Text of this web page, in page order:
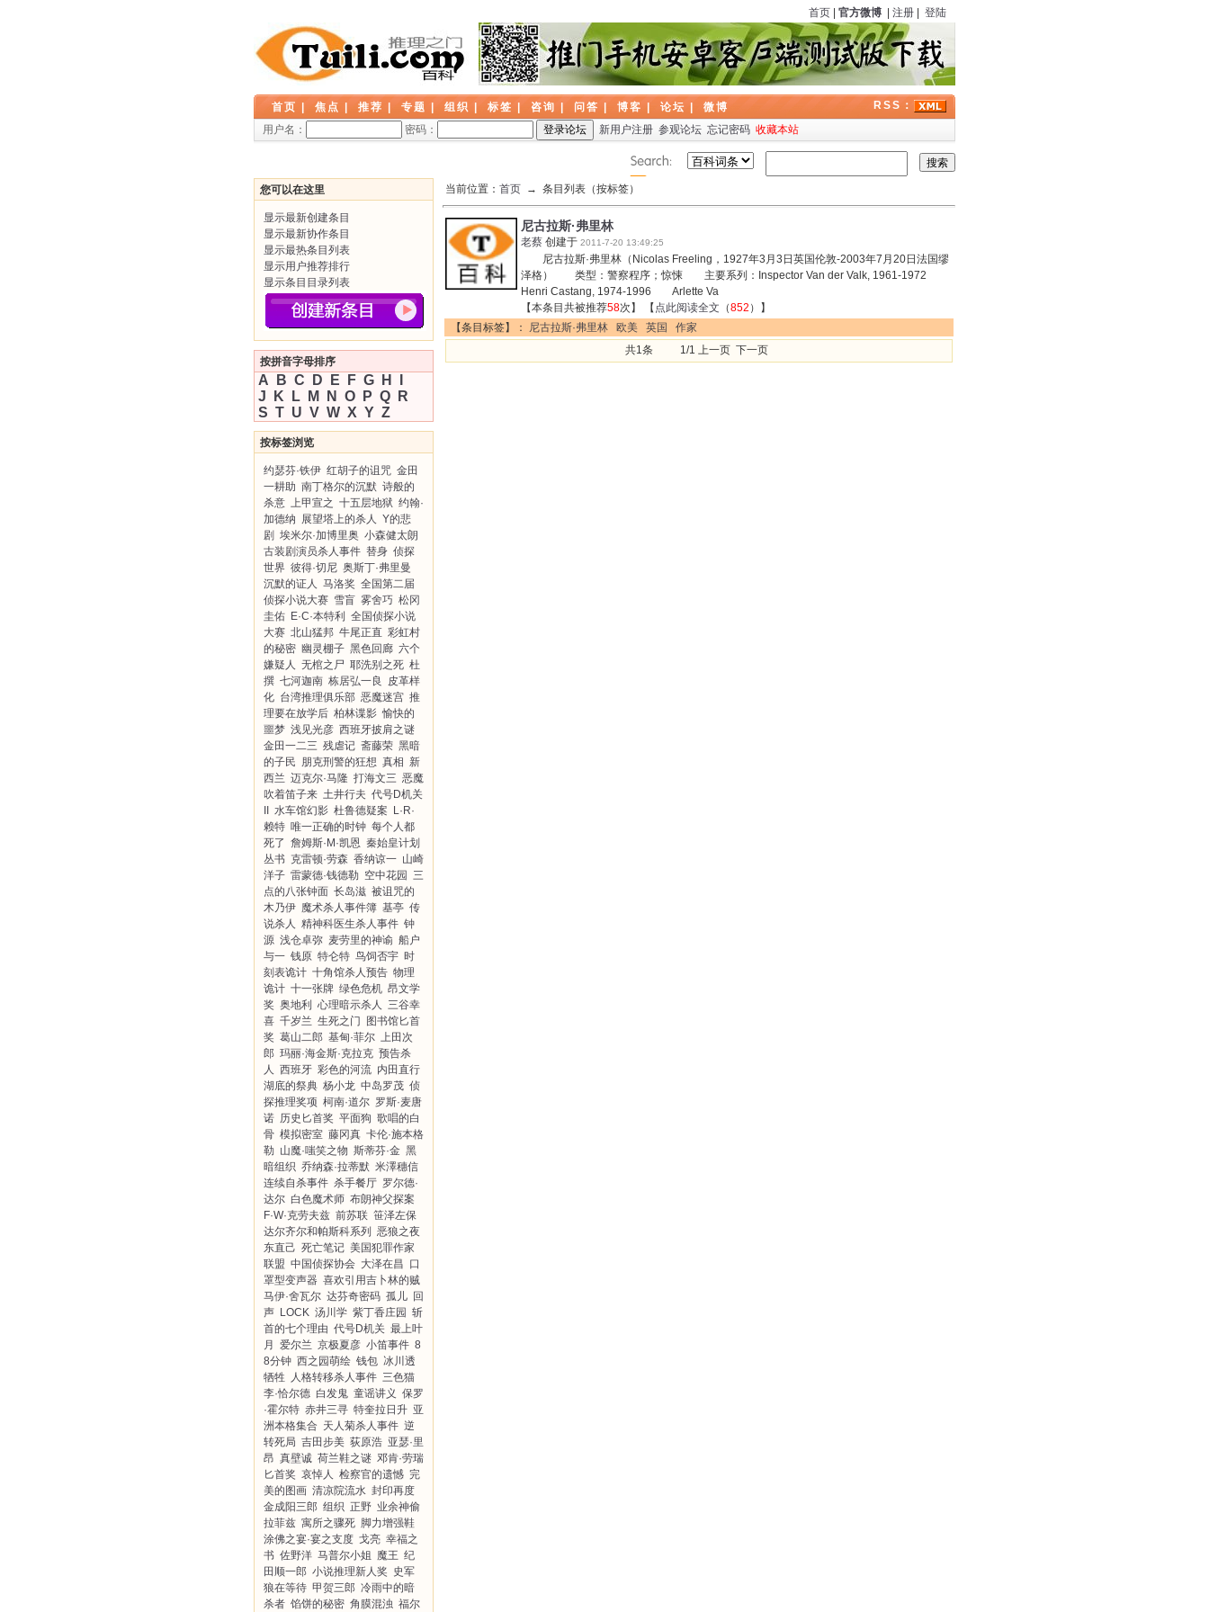
首页 官方微博 注册 登陆
首页 焦点 推荐 专题 组织 标签 咨询 问答 博客 论坛 微博
RSS：
用户名：
密码： 新用户注册 参观论坛 忘记密码 收藏本站
您可以在这里
显示最新创建条目
显示最新协作条目
显示最热条目列表
显示用户推荐排行
显示条目目录列表
按拼音字母排序
A B C D E F G H
J
K L M N O P Q
R
S T U V W X Y Z
按标签浏览
约瑟芬·铁伊 红胡子的诅咒 金田
一耕助 南丁格尔的沉默 诗般的
杀意 上甲宣之 十五层地狱 约翰·
加德纳 展望塔上的杀人 Y的悲
剧 埃米尔·加博里奥 小森健太朗
古装剧演员杀人事件 替身 侦探
世界 彼得·切尼 奥斯丁·弗里曼
沉默的证人 马洛奖 全国第二届
侦探小说大赛 雪盲 雾舍巧 松冈
圭佑 E·C·本特利
全国侦探小说
大赛 北山猛邦 牛尾正直 彩虹村
的秘密 幽灵棚子 黑色回廊 六个
嫌疑人 无棺之尸 耶洗别之死 杜
撰 七河迦南 栋居弘一良
皮革样
化 台湾推理俱乐部 恶魔迷宫 推
理要在放学后 柏林谍影 愉快的
噩梦 浅见光彦 西班牙披肩之谜
金田一二三 残虐记 斋藤荣 黑暗
的子民 朋克刑警的狂想 真相 新
西兰 迈克尔·马隆 打海文三 恶魔
吹着笛子来 土井行夫 代号D机关
水车馆幻影 杜鲁德疑案
L·R·
赖特 唯一正确的时钟 每个人都
死了 詹姆斯·M·凯恩 秦始皇计划
丛书 克雷顿·劳森 香纳谅一 山崎
洋子 雷蒙德·钱德勒 空中花园 三
点的八张钟面 长岛滋 被诅咒的
木乃伊 魔术杀人事件簿 基亭 传
说杀人 精神科医生杀人事件 钟
源 浅仓卓弥 麦劳里的神谕 船户
与一 钱原 特仑特 鸟饲否宇 时
刻表诡计 十角馆杀人预告 物理
诡计 十一张牌 绿色危机 昂文学
奖 奥地利 心理暗示杀人 三谷幸
喜 千岁兰 生死之门
图书馆匕首
奖 葛山二郎 基甸·菲尔 上田次
郎 玛丽·海金斯·克拉克 预告杀
人 西班牙 彩色的河流 内田直行
湖底的祭典 杨小龙 中岛罗茂 侦
探推理奖项 柯南·道尔 罗斯·麦唐
诺 历史匕首奖 平面狗 歌唱的白
骨 模拟密室 藤冈真 卡伦·施本格
勒 山魔·嗤笑之物 斯蒂芬·金 黑
暗组织 乔纳森·拉蒂默 米澤穗信
连续自杀事件 杀手餐厅 罗尔德·
达尔 白色魔术师 布朗神父探案
F·W·克劳夫兹 前苏联 笹泽左保
达尔齐尔和帕斯科系列
恶狼之夜
东直己 死亡笔记 美国犯罪作家
联盟 中国侦探协会 大泽在昌 口
罩型变声器 喜欢引用吉卜林的贼
马伊·舍瓦尔 达芬奇密码 孤儿 回
声 LOCK 汤川学 紫丁香庄园 斩
首的七个理由 代号D机关 最上叶
月
爱尔兰 京极夏彦 小笛事件 8
8分钟 西之园萌绘 钱包 冰川透
牺牲
人格转移杀人事件 三色猫
李·恰尔德 白发鬼 童谣讲义 保罗
·霍尔特 赤井三寻 特奎拉日升 亚
洲本格集合 天人菊杀人事件 逆
转死局 吉田步美 荻原浩 亚瑟·里
昂 真壁诚 荷兰鞋之谜 邓肯·劳瑞
匕首奖 哀悼人 检察官的遗憾 完
美的图画 清凉院流水 封印再度
金成阳三郎 组织 正野 业余神偷
拉菲兹 寓所之骤死 脚力增强鞋
涂佛之宴·宴之支度 戈亮 幸福之
书 佐野洋 马普尔小姐 魔王 纪
田顺一郎 小说推理新人奖 史军
狼在等待 甲贺三郎 冷雨中的暗
杀者 馅饼的秘密 角膜混浊 福尔
当前位置： 首页 → 条目列表（按标签）
尼古拉斯·弗里林
老蔡 创建于 2011-7-20 13:49:25
尼古拉斯·弗里林（Nicolas Freeling，1927年3月3日英国伦敦-2003年7月20日法国缪
泽格） 类型：警察程序；惊悚 主要系列：Inspector Van der Valk, 1961-1972
Henri Castang, 1974-1996 Arlette Va
【本条目共被推荐58次】 【 点此阅读全文 （852 ）】
【条目标签】： 尼古拉斯·弗里林 欧美 英国
作家
共1条 1/1 上一页 下一页